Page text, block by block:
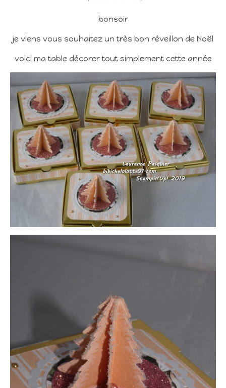
bonsoir
je viens vous souhaitez un très bon réveillon de Noël
voici ma table décorer tout simplement cette année